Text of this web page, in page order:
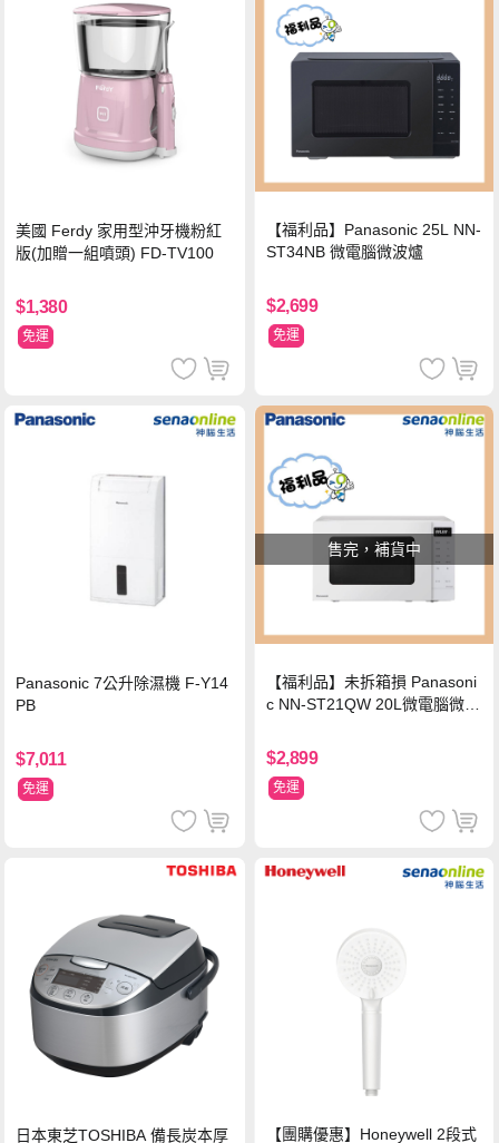
美國 Ferdy 家用型沖牙機粉紅
版(加贈一組噴頭) FD-TV100
$1,380
免運
【福利品】Panasonic 25L NN-
ST34NB 微電腦微波爐
$2,699
免運
Panasonic 7公升除濕機 F-Y14
PB
$7,011
免運
售完，補貨中
【福利品】未拆箱損 Panasoni
c NN-ST21QW 20L微電腦微波
$2,899
免運
日本東芝TOSHIBA 備長炭本厚 【團購優惠】Honeywell 2段式